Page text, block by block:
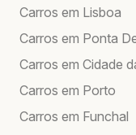
Carros em Lisboa
Carros em Ponta
Carros em Cidade
Carros em Porto
Carros em Funchal